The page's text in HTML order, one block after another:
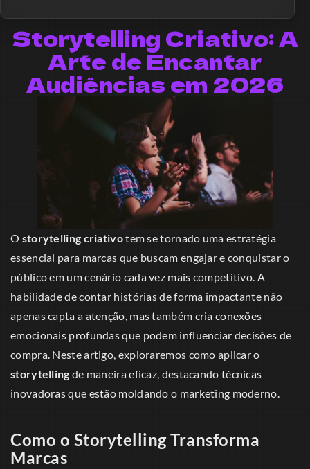
Storytelling Criativo: A
Arte de Encantar
Audiências em 2026
O storytelling criativotem se tornado uma estratégia
essencial para marcas que buscam engajar e conquistar o
público em um cenário cada vez mais competitivo. A
habilidade de contar histórias de forma impactante não
apenas capta a atenção, mas também cria conexões
emocionais profundas que podem influenciar decisões de
compra. Neste artigo, exploraremos como aplicar o
storytelling de maneira eficaz, destacando técnicas
inovadoras que estão moldando o marketing moderno.
Como o Storytelling Transforma
Marcas